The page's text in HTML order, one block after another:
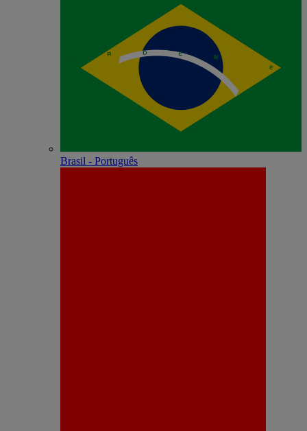
Brasil - Português